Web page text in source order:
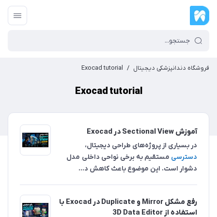
فروشگاه دندانپزشکی دیجیتال /
Exocad tutorial
Exocad tutorial
آموزش Sectional View در Exocad
در بسیاری از پروژه‌های طراحی دیجیتال،
دسترسی مستقیم به برخی نواحی داخلی مدل
دشوار است. این موضوع باعث کاهش د...
رفع مشکل Mirror و Duplicate در Exocad با
استفاده از 3D Data Editor